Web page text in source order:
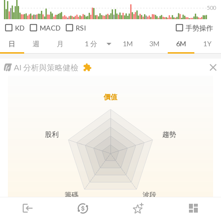
login dashboard
市場 登入
日 週 月 1M 3M 6M 1Y
500
KD MACD RSI 手勢操作
AI 分析與策略健檢 close
extension
價值
趨勢
波段
籌碼
股利